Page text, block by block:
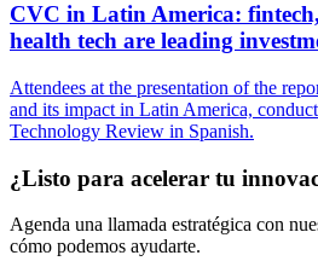
CVC in Latin America:
health tech are leading
Attendees at the presentation of the
and its impact in Latin America,
Technology Review in Spanish.
¿Listo para acelerar tu
Agenda una llamada estratégica con
cómo podemos ayudarte.